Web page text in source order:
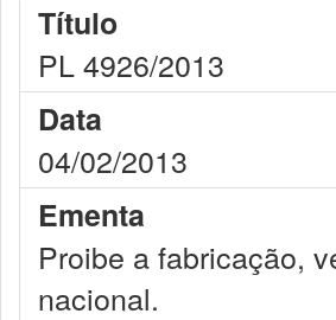
Título
PL 4926/2013
Data
04/02/2013
Ementa
Proibe a fabricação,
nacional.